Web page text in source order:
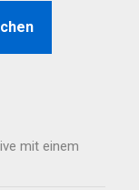
mit einem